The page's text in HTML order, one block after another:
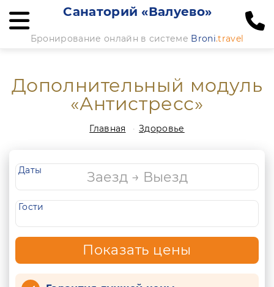
Санаторий «Валуево»
Бронирование онлайн в системе Broni.travel
Дополнительный модуль
«Антистресс»
Главная Здоровье
Даты
Гости
Показать цены